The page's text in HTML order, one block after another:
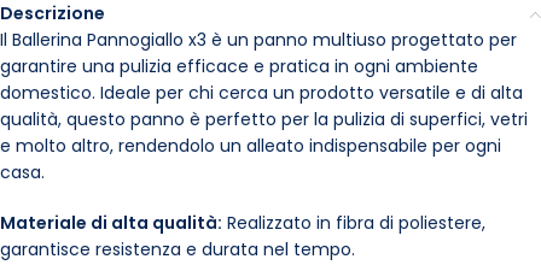
Descrizione
Il Ballerina Pannogiallo x3 è un panno multiuso progettato per
garantire una pulizia efficace e pratica in ogni ambiente
domestico. Ideale per chi cerca un prodotto versatile e di alta
qualità, questo panno è perfetto per la pulizia di superfici, vetri
e molto altro, rendendolo un alleato indispensabile per ogni
casa.
Materiale di alta qualità: Realizzato in fibra di poliestere,
garantisce resistenza e durata nel tempo.